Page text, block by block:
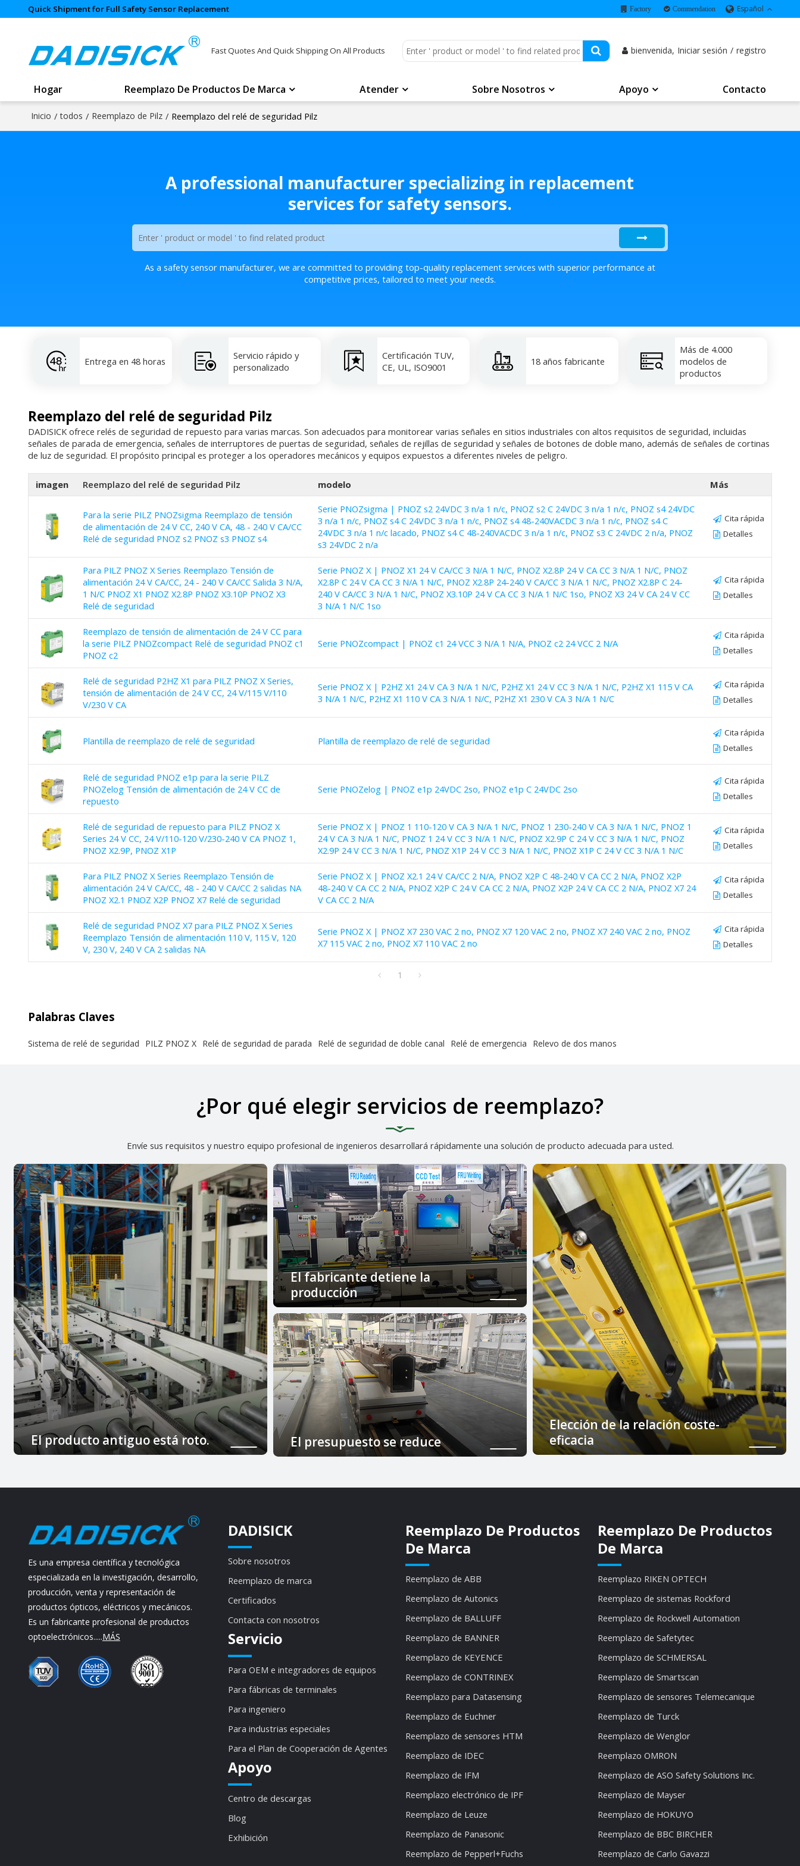
Quick Shipment for Full Safety Sensor Replacement Factory Commendation Español
Fast Quotes And Quick Shipping On All Products bienvenida, Iniciar sesión / registro
Hogar Reemplazo De Productos De Marca Atender Sobre Nosotros Apoyo Contacto
Inicio / todos / Reemplazo de Pilz / Reemplazo del relé de seguridad Pilz
A professional manufacturer specializing in replacement
services for safety sensors.
As a safety sensor manufacturer, we are committed to providing top-quality replacement services with superior performance at
competitive prices, tailored to meet your needs.
Entrega en 48 horas
Servicio rápido y
personalizado
Certificación TUV,
CE, UL, ISO9001
18 años fabricante
Más de 4.000
modelos de
productos
Reemplazo del relé de seguridad Pilz
DADISICK ofrece relés de seguridad de repuesto para varias marcas. Son adecuados para monitorear varias señales en sitios industriales con altos requisitos de seguridad, incluidas
señales de parada de emergencia, señales de interruptores de puertas de seguridad, señales de rejillas de seguridad y señales de botones de doble mano, además de señales de cortinas
de luz de seguridad. El propósito principal es proteger a los operadores mecánicos y equipos expuestos a diferentes niveles de peligro.
imagen Reemplazo del relé de seguridad Pilz modelo Más
Para la serie PILZ PNOZsigma Reemplazo de tensión
de alimentación de 24 V CC, 240 V CA, 48 - 240 V CA/CC
Relé de seguridad PNOZ s2 PNOZ s3 PNOZ s4
Serie PNOZsigma | PNOZ s2 24VDC 3 n/a 1 n/c, PNOZ s2 C 24VDC 3 n/a 1 n/c, PNOZ s4 24VDC
3 n/a 1 n/c, PNOZ s4 C 24VDC 3 n/a 1 n/c, PNOZ s4 48-240VACDC 3 n/a 1 n/c, PNOZ s4 C
24VDC 3 n/a 1 n/c lacado, PNOZ s4 C 48-240VACDC 3 n/a 1 n/c, PNOZ s3 C 24VDC 2 n/a, PNOZ
s3 24VDC 2 n/a
Cita rápida
Detalles
Para PILZ PNOZ X Series Reemplazo Tensión de
alimentación 24 V CA/CC, 24 - 240 V CA/CC Salida 3 N/A,
1 N/C PNOZ X1 PNOZ X2.8P PNOZ X3.10P PNOZ X3
Relé de seguridad
Serie PNOZ X | PNOZ X1 24 V CA/CC 3 N/A 1 N/C, PNOZ X2.8P 24 V CA CC 3 N/A 1 N/C, PNOZ
X2.8P C 24 V CA CC 3 N/A 1 N/C, PNOZ X2.8P 24-240 V CA/CC 3 N/A 1 N/C, PNOZ X2.8P C 24-
240 V CA/CC 3 N/A 1 N/C, PNOZ X3.10P 24 V CA CC 3 N/A 1 N/C 1so, PNOZ X3 24 V CA 24 V CC
3 N/A 1 N/C 1so
Cita rápida
Detalles
Reemplazo de tensión de alimentación de 24 V CC para
la serie PILZ PNOZcompact Relé de seguridad PNOZ c1
PNOZ c2
Serie PNOZcompact | PNOZ c1 24 VCC 3 N/A 1 N/A, PNOZ c2 24 VCC 2 N/A
Cita rápida
Detalles
Relé de seguridad P2HZ X1 para PILZ PNOZ X Series,
tensión de alimentación de 24 V CC, 24 V/115 V/110
V/230 V CA
Serie PNOZ X | P2HZ X1 24 V CA 3 N/A 1 N/C, P2HZ X1 24 V CC 3 N/A 1 N/C, P2HZ X1 115 V CA
3 N/A 1 N/C, P2HZ X1 110 V CA 3 N/A 1 N/C, P2HZ X1 230 V CA 3 N/A 1 N/C
Cita rápida
Detalles
Plantilla de reemplazo de relé de seguridad Plantilla de reemplazo de relé de seguridad
Cita rápida
Detalles
Relé de seguridad PNOZ e1p para la serie PILZ
PNOZelog Tensión de alimentación de 24 V CC de
repuesto
Serie PNOZelog | PNOZ e1p 24VDC 2so, PNOZ e1p C 24VDC 2so
Cita rápida
Detalles
Relé de seguridad de repuesto para PILZ PNOZ X
Series 24 V CC, 24 V/110-120 V/230-240 V CA PNOZ 1,
PNOZ X2.9P, PNOZ X1P
Serie PNOZ X | PNOZ 1 110-120 V CA 3 N/A 1 N/C, PNOZ 1 230-240 V CA 3 N/A 1 N/C, PNOZ 1
24 V CA 3 N/A 1 N/C, PNOZ 1 24 V CC 3 N/A 1 N/C, PNOZ X2.9P C 24 V CC 3 N/A 1 N/C, PNOZ
X2.9P 24 V CC 3 N/A 1 N/C, PNOZ X1P 24 V CC 3 N/A 1 N/C, PNOZ X1P C 24 V CC 3 N/A 1 N/C
Cita rápida
Detalles
Para PILZ PNOZ X Series Reemplazo Tensión de
alimentación 24 V CA/CC, 48 - 240 V CA/CC 2 salidas NA
PNOZ X2.1 PNOZ X2P PNOZ X7 Relé de seguridad
Serie PNOZ X | PNOZ X2.1 24 V CA/CC 2 N/A, PNOZ X2P C 48-240 V CA CC 2 N/A, PNOZ X2P
48-240 V CA CC 2 N/A, PNOZ X2P C 24 V CA CC 2 N/A, PNOZ X2P 24 V CA CC 2 N/A, PNOZ X7 24
V CA CC 2 N/A
Cita rápida
Detalles
Relé de seguridad PNOZ X7 para PILZ PNOZ X Series
Reemplazo Tensión de alimentación 110 V, 115 V, 120
V, 230 V, 240 V CA 2 salidas NA
Serie PNOZ X | PNOZ X7 230 VAC 2 no, PNOZ X7 120 VAC 2 no, PNOZ X7 240 VAC 2 no, PNOZ
X7 115 VAC 2 no, PNOZ X7 110 VAC 2 no
Cita rápida
Detalles
1
Palabras Claves
Sistema de relé de seguridad PILZ PNOZ X Relé de seguridad de parada Relé de seguridad de doble canal Relé de emergencia Relevo de dos manos
¿Por qué elegir servicios de reemplazo?
Envíe sus requisitos y nuestro equipo profesional de ingenieros desarrollará rápidamente una solución de producto adecuada para usted.
El producto antiguo está roto.
El fabricante detiene la
producción
El fabricante original ha parado la producción y
ya no está disponible en el mercado.
El presupuesto se reduce
Elección de la relación coste-
eficacia
Es una empresa científica y tecnológica
especializada en la investigación, desarrollo,
producción, venta y representación de
productos ópticos, eléctricos y mecánicos.
Es un fabricante profesional de productos
optoelectrónicos.....MÁS
DADISICK
Sobre nosotros
Reemplazo de marca
Certificados
Contacta con nosotros
Servicio
Para OEM e integradores de equipos
Para fábricas de terminales
Para ingeniero
Para industrias especiales
Para el Plan de Cooperación de Agentes
Apoyo
Centro de descargas
Blog
Exhibición
Reemplazo De Productos
De Marca
Reemplazo de ABB
Reemplazo de Autonics
Reemplazo de BALLUFF
Reemplazo de BANNER
Reemplazo de KEYENCE
Reemplazo de CONTRINEX
Reemplazo para Datasensing
Reemplazo de Euchner
Reemplazo de sensores HTM
Reemplazo de IDEC
Reemplazo de IFM
Reemplazo electrónico de IPF
Reemplazo de Leuze
Reemplazo de Panasonic
Reemplazo de Pepperl+Fuchs
Reemplazo De Productos
De Marca
Reemplazo RIKEN OPTECH
Reemplazo de sistemas Rockford
Reemplazo de Rockwell Automation
Reemplazo de Safetytec
Reemplazo de SCHMERSAL
Reemplazo de Smartscan
Reemplazo de sensores Telemecanique
Reemplazo de Turck
Reemplazo de Wenglor
Reemplazo OMRON
Reemplazo de ASO Safety Solutions Inc.
Reemplazo de Mayser
Reemplazo de HOKUYO
Reemplazo de BBC BIRCHER
Reemplazo de Carlo Gavazzi